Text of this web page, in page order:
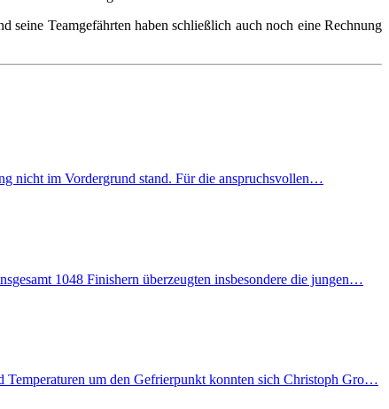
seine Teamgefährten haben schließlich auch noch eine Rechnung
nicht im Vordergrund stand. Für die anspruchsvollen…
1048 Finishern überzeugten insbesondere die jungen…
Temperaturen um den Gefrierpunkt konnten sich Christoph Gro…